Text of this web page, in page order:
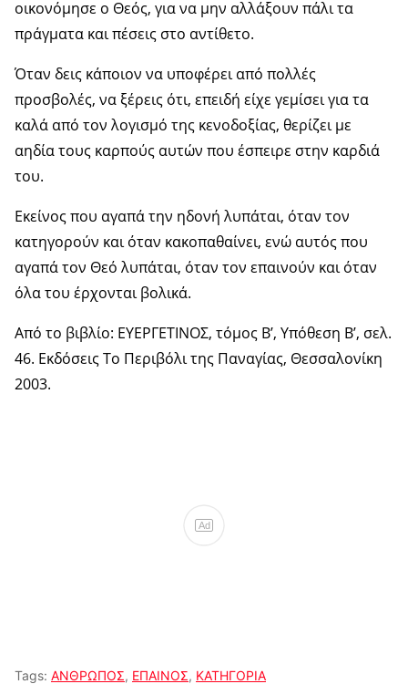
οικονόμησε ο Θεός, για να μην αλλάξουν πάλι τα
πράγματα και πέσεις στο αντίθετο.
Όταν δεις κάποιον να υποφέρει από πολλές
προσβολές, να ξέρεις ότι, επειδή είχε γεμίσει για τα
καλά από τον λογισμό της κενοδοξίας, θερίζει με
αηδία τους καρπούς αυτών που έσπειρε στην καρδιά
του.
Εκείνος που αγαπά την ηδονή λυπάται, όταν τον
κατηγορούν και όταν κακοπαθαίνει, ενώ αυτός που
αγαπά τον Θεό λυπάται, όταν τον επαινούν και όταν
όλα του έρχονται βολικά.
Από το βιβλίο: ΕΥΕΡΓΕΤΙΝΟΣ, τόμος Β’, Υπόθεση Β’, σελ.
46. Εκδόσεις Το Περιβόλι της Παναγίας, Θεσσαλονίκη
2003.
Ad
Tags: ΑΝΘΡΩΠΟΣ, ΕΠΑΙΝΟΣ, ΚΑΤΗΓΟΡΙΑ